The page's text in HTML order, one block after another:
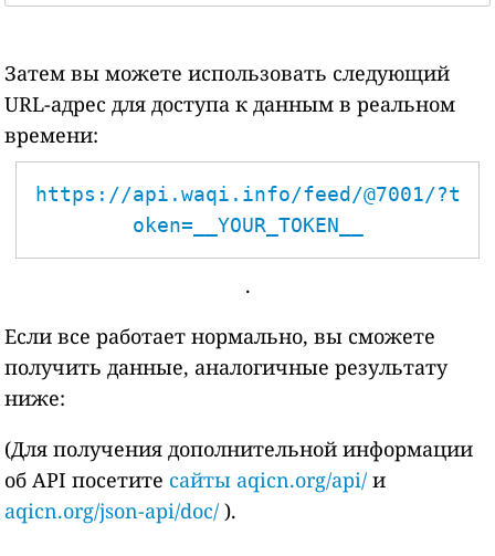
Затем вы можете использовать следующий
URL-адрес для доступа к данным в реальном
времени:
https://api.waqi.info/feed/@7001/?t
oken=__YOUR_TOKEN__
.
Если все работает нормально, вы сможете
получить данные, аналогичные результату
ниже:
(Для получения дополнительной информации
об API посетите сайты aqicn.org/api/ и
aqicn.org/json-api/doc/ ).